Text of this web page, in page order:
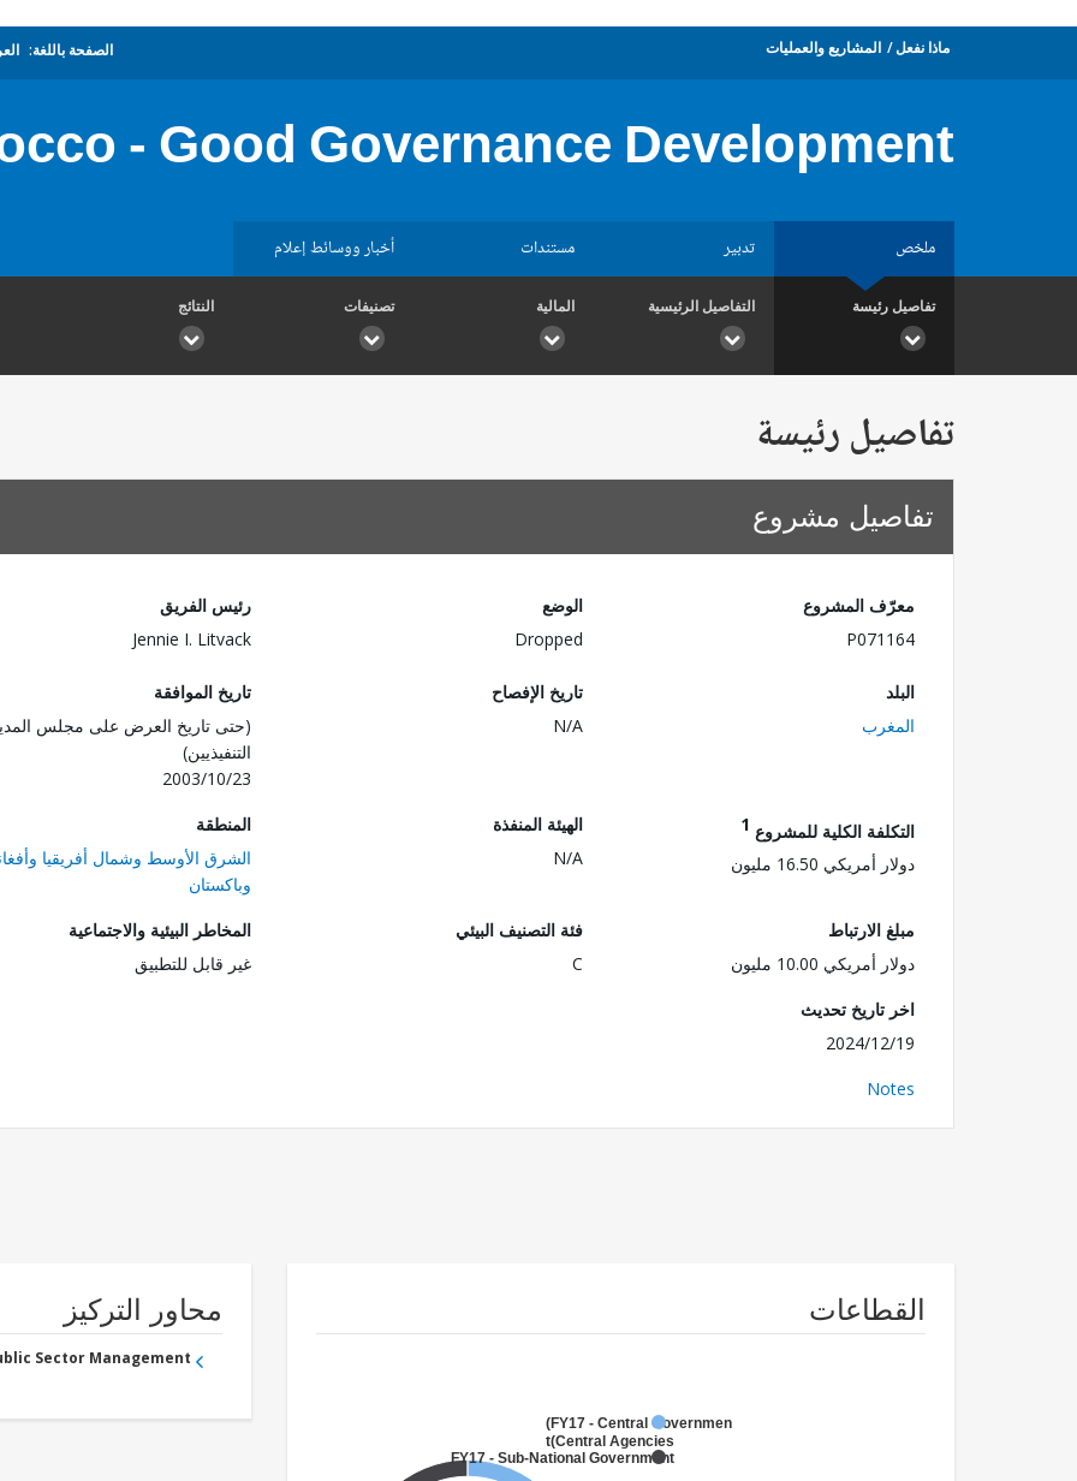
ماذا نفعل المشاريع والعمليات الصفحة باللغة:
- Good Governance Development
ملخص تدبير مستندات أخبار ووسائط إعلام
تفاصيل رئيسة التفاصيل الرئيسية المالية تصنيفات النتائج
تفاصيل رئيسة
تفاصيل مشروع
معرّف المشروع
P071164
الوضع
Dropped
رئيس الفريق
Jennie I. Litvack
البلد
المغرب
تاريخ الإفصاح
N/A
تاريخ الموافقة
(حتى تاريخ العرض على مجلس
التنفيذيين)
2003/10/23
التكلفة الكلية للمشروع 1
دولار أمريكي 16.50 مليون
الهيئة المنفذة
N/A
المنطقة
الشرق الأوسط وشمال أفريقيا
وباكستان
مبلغ الارتباط
دولار أمريكي 10.00 مليون
فئة التصنيف البيئي
C
المخاطر البيئية والاجتماعية
غير قابل للتطبيق
اخر تاريخ تحديث
2024/12/19
Notes
القطاعات
FY17 - Central Government
(Central Agencies
)
FY17 - Sub-National Government
محاور التركيز
Sector Management